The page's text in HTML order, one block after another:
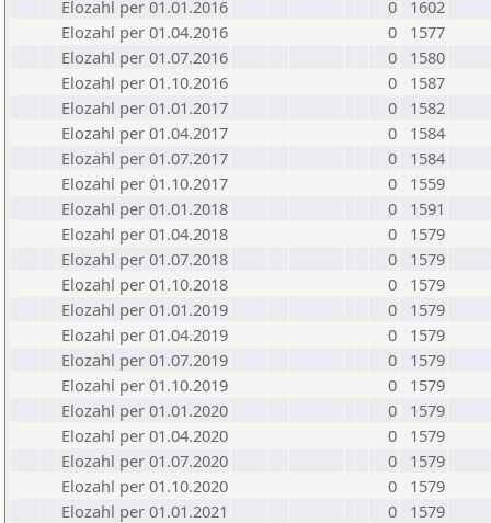
Elozahl per 01.01.2016
0
1602
Elozahl per 01.04.2016
0
1577
Elozahl per 01.07.2016
0
1580
Elozahl per 01.10.2016
0
1587
Elozahl per 01.01.2017
0
1582
Elozahl per 01.04.2017
0
1584
Elozahl per 01.07.2017
0
1584
Elozahl per 01.10.2017
0
1559
Elozahl per 01.01.2018
0
1591
Elozahl per 01.04.2018
0
1579
Elozahl per 01.07.2018
0
1579
Elozahl per 01.10.2018
0
1579
Elozahl per 01.01.2019
0
1579
Elozahl per 01.04.2019
0
1579
Elozahl per 01.07.2019
0
1579
Elozahl per 01.10.2019
0
1579
Elozahl per 01.01.2020
0
1579
Elozahl per 01.04.2020
0
1579
Elozahl per 01.07.2020
0
1579
Elozahl per 01.10.2020
0
1579
Elozahl per 01.01.2021
0
1579